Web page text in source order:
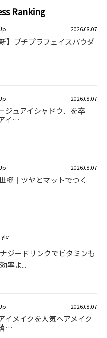
Ranking
2026.08.07
新】プチプラフェイスパウダ
2026.08.07
ジュアイシャドウ、を卒
イ…
2026.08.07
梛｜ツヤとマットでつく
ジードリンクでビタミンも
率よ...
2026.08.07
イメイクを人気ヘアメイク
…